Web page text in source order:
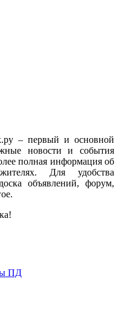
– первый и основной
новости и события
полная информация об
Для удобства
объявлений, форум,
ПД